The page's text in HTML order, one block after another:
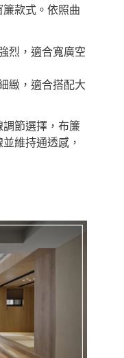
款式。依照曲
烈，適合寬廣空
緻，適合搭配大
節選擇，布簾
維持通透感，